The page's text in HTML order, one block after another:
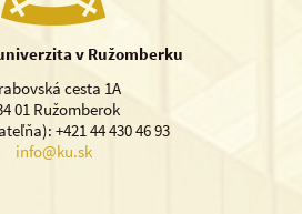
v Ružomberku
cesta 1A
01 Ružomberok
+421 44 430 46 93
info@ku.sk